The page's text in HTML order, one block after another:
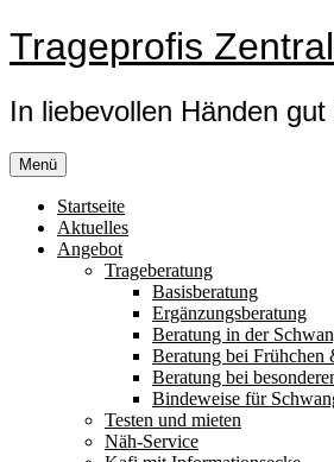
Zum
Inhalt
Trageprofis
In liebevollen Händen gut
Menü
Startseite
Aktuelles
Angebot
Trageberatung
Basisberatung
Ergänzungsberatung
Beratung in der
Beratung bei
Beratung bei
Bindeweise für
Testen und mieten
Näh-Service